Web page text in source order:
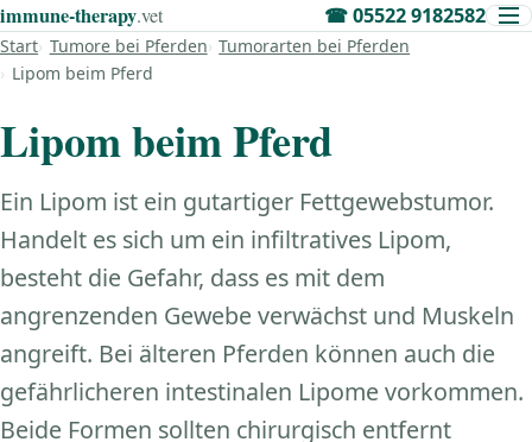
immune‑therapy.vet ☎05522 9182582
Start Tumore bei Pferden Tumorarten bei Pferden
Lipom beim Pferd
Lipom beim Pferd
Ein Lipom ist ein gutartiger Fettgewebstumor.
Handelt es sich um ein infiltratives Lipom,
besteht die Gefahr, dass es mit dem
angrenzenden Gewebe verwächst und Muskeln
angreift. Bei älteren Pferden können auch die
gefährlicheren intestinalen Lipome vorkommen.
Beide Formen sollten chirurgisch entfernt